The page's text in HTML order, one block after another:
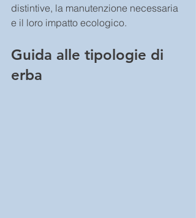
distintive, la manutenzione necessaria
e il loro impatto ecologico.
Guida alle tipologie di
erba